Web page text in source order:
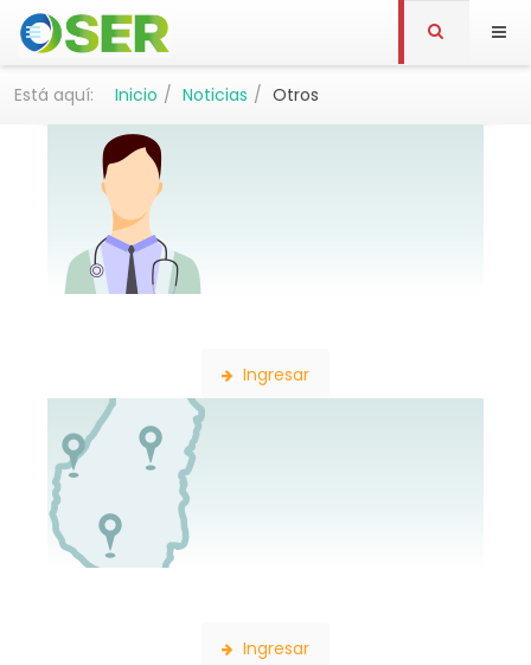
Está aquí: Inicio Noticias Otros
Ingresar
Ingresar